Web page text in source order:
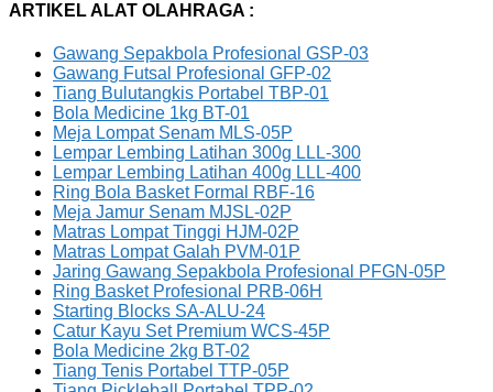
ARTIKEL ALAT OLAHRAGA :
Gawang Sepakbola Profesional GSP-03
Gawang Futsal Profesional GFP-02
Tiang Bulutangkis Portabel TBP-01
Bola Medicine 1kg BT-01
Meja Lompat Senam MLS-05P
Lempar Lembing Latihan 300g LLL-300
Lempar Lembing Latihan 400g LLL-400
Ring Bola Basket Formal RBF-16
Meja Jamur Senam MJSL-02P
Matras Lompat Tinggi HJM-02P
Matras Lompat Galah PVM-01P
Jaring Gawang Sepakbola Profesional PFGN-05P
Ring Basket Profesional PRB-06H
Starting Blocks SA-ALU-24
Catur Kayu Set Premium WCS-45P
Bola Medicine 2kg BT-02
Tiang Tenis Portabel TTP-05P